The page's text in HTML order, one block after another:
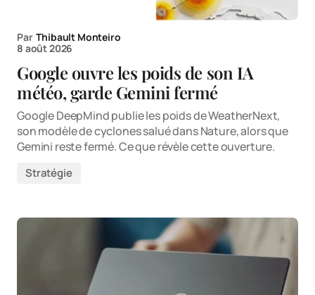
Par Thibault Monteiro
8 août 2026
Google ouvre les poids de son IA
météo, garde Gemini fermé
Google DeepMind publie les poids de WeatherNext,
son modèle de cyclones salué dans Nature, alors que
Gemini reste fermé. Ce que révèle cette ouverture.
Stratégie